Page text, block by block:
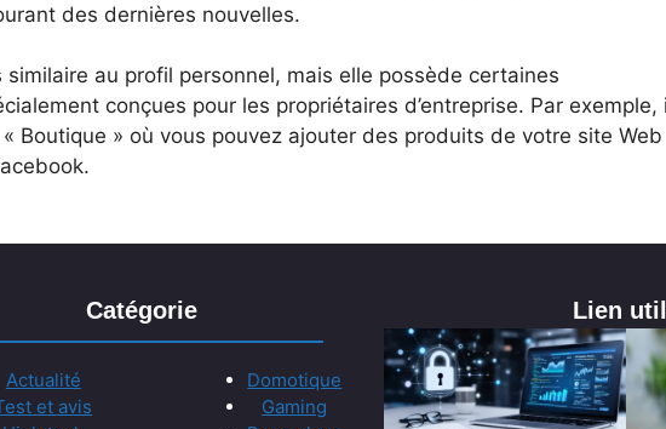
des dernières nouvelles.
similaire au profil personnel, mais elle possède certaines
conçues pour les propriétaires d’entreprise. Par exemple,
Boutique » où vous pouvez ajouter des produits de votre site Web
Catégorie
Actualité
et avis
Domotique
Gaming
Lien